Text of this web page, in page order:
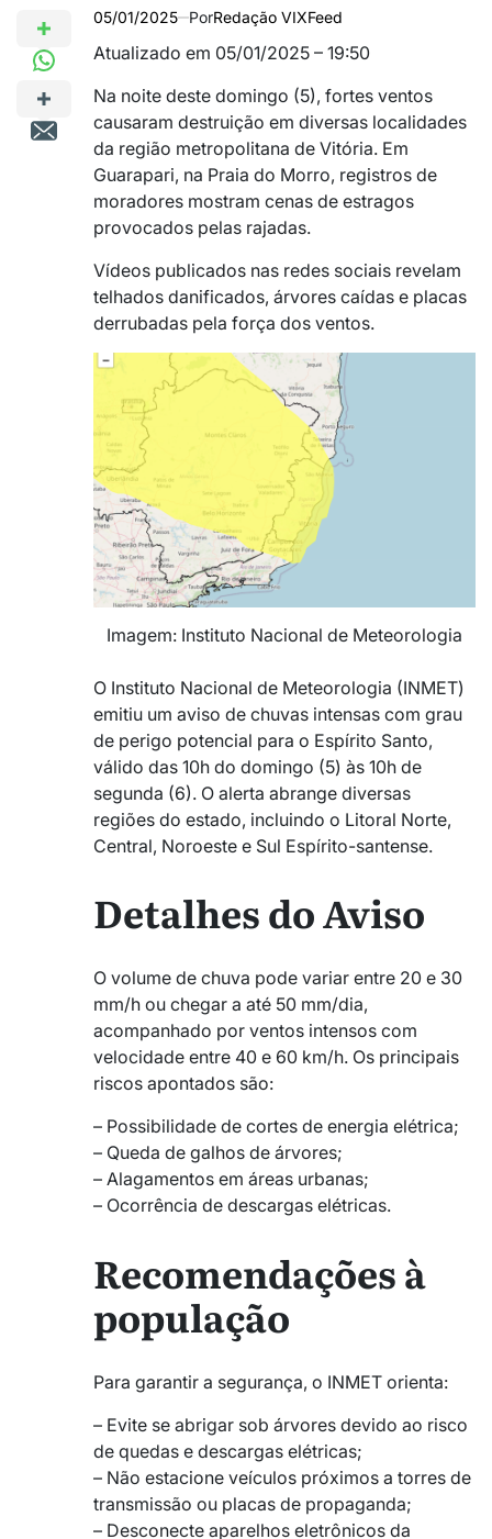
05/01/2025 PorRedação VIXFeed
Atualizado em 05/01/2025 – 19:50
Na noite deste domingo (5), fortes ventos
causaram destruição em diversas localidades
da região metropolitana de Vitória. Em
Guarapari, na Praia do Morro, registros de
moradores mostram cenas de estragos
provocados pelas rajadas.
Vídeos publicados nas redes sociais revelam
telhados danificados, árvores caídas e placas
derrubadas pela força dos ventos.
Imagem: Instituto Nacional de Meteorologia
O Instituto Nacional de Meteorologia (INMET)
emitiu um aviso de chuvas intensas com grau
de perigo potencial para o Espírito Santo,
válido das 10h do domingo (5) às 10h de
segunda (6). O alerta abrange diversas
regiões do estado, incluindo o Litoral Norte,
Central, Noroeste e Sul Espírito-santense.
Detalhes do Aviso
O volume de chuva pode variar entre 20 e 30
mm/h ou chegar a até 50 mm/dia,
acompanhado por ventos intensos com
velocidade entre 40 e 60 km/h. Os principais
riscos apontados são:
– Possibilidade de cortes de energia elétrica;
– Queda de galhos de árvores;
– Alagamentos em áreas urbanas;
– Ocorrência de descargas elétricas.
Recomendações à
população
Para garantir a segurança, o INMET orienta:
– Evite se abrigar sob árvores devido ao risco
de quedas e descargas elétricas;
– Não estacione veículos próximos a torres de
transmissão ou placas de propaganda;
– Desconecte aparelhos eletrônicos da